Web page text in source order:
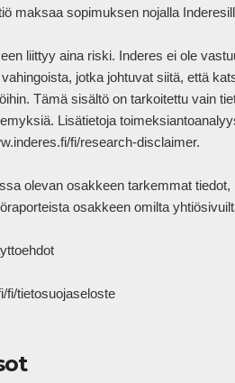
maksaa sopimuksen nojalla
liittyy aina riski. Inderes ei ole
jotka johtuvat siitä, että
Tämä sisältö on tarkoitettu vain
Lisätietoja
fi/research-disclaimer.
olevan osakkeen tarkemmat
osakkeen omilta
fi/tietosuojaseloste